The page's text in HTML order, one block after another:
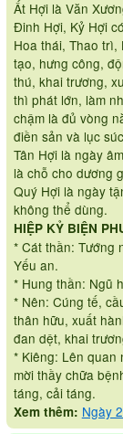
Ất Hợi là Văn
Đinh Hợi, Kỷ Hợi
Hoa thái, Thao trì,
tạo, hưng công,
thú, khai trương,
thì phát lớn, làm
chậm là đủ vòng
điền sản và lục
Tân Hợi là ngày
là chỗ cho dương
Quý Hợi là ngày
không thể dùng.
HIỆP KỶ BIỆN
* Cát thần: Tướng
Yếu an.
* Hung thần: Ngũ
* Nên: Cúng tế,
thân hữu, xuất
đan dệt, khai
* Kiêng: Lên quan
mời thầy chữa
táng, cải táng.
Xem thêm: Ngày